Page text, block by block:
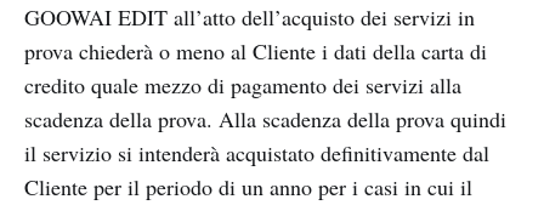
GOOWAI EDIT all’atto dell’acquisto dei servizi in
prova chiederà o meno al Cliente i dati della carta di
credito quale mezzo di pagamento dei servizi alla
scadenza della prova. Alla scadenza della prova quindi
il servizio si intenderà acquistato definitivamente dal
Cliente per il periodo di un anno per i casi in cui il